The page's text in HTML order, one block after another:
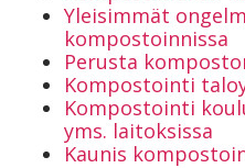
Yleisimmät
kompostoinnissa
Perusta
Kompostointi
Kompostointi
yms. laitoksissa
Kaunis